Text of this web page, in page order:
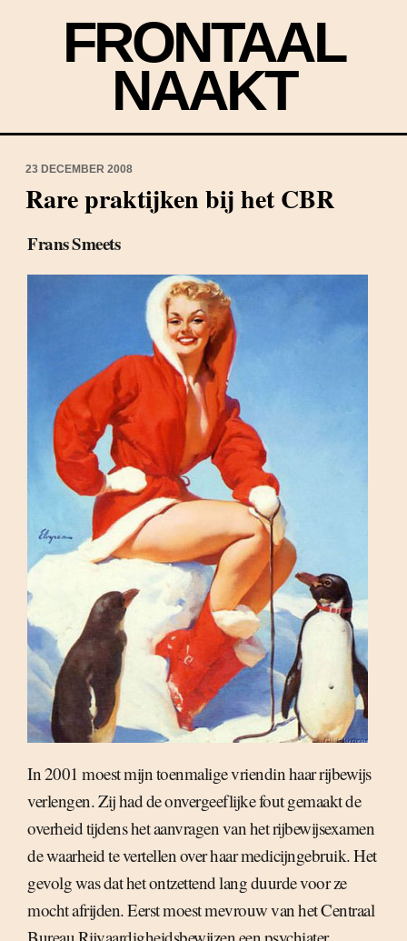
FRONTAAL
NAAKT
23 DECEMBER 2008
Rare praktijken bij het CBR
Frans Smeets
In 2001 moest mijn toenmalige vriendin haar rijbewijs
verlengen. Zij had de onvergeeflijke fout gemaakt de
overheid tijdens het aanvragen van het rijbewijsexamen
de waarheid te vertellen over haar medicijngebruik. Het
gevolg was dat het ontzettend lang duurde voor ze
mocht afrijden. Eerst moest mevrouw van het Centraal